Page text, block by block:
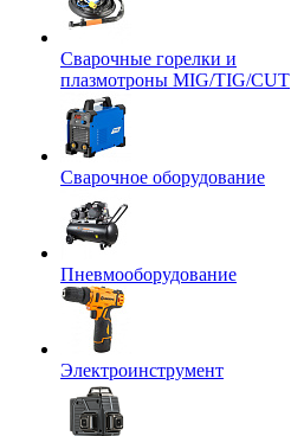
Сварочные горелки и
плазмотроны MIG/TIG/CUT
Сварочное оборудование
Пневмооборудование
Электроинструмент